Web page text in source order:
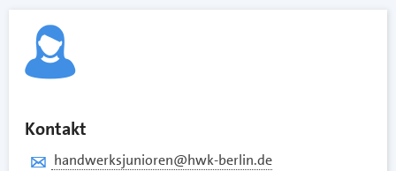
Kontakt
handwerksjunioren@hwk-berlin.de